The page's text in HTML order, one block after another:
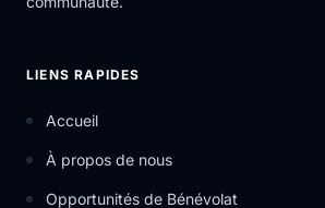
LIENS RAPIDES
Accueil
À propos de nous
Opportunités de Bénévolat